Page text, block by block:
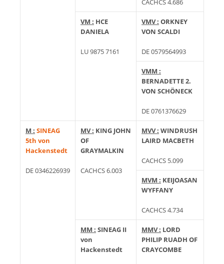
CACHCS 4.686
VM : HCE
DANIELA
LU 9875 7161
VMV : ORKNEY
VON SCALDI
DE 0579564993
VMM :
BERNADETTE 2.
VON SCHÖNECK
DE 0761376629
M : SINEAG
5th von
Hackenstedt
DE 0346226939
MV : KING JOHN
OF
GRAYMALKIN
CACHCS 6.003
MVV : WINDRUSH
LAIRD MACBETH
CACHCS 5.099
MVM : KEIJOASAN
WYFFANY
CACHCS 4.734
MM : SINEAG II
von
Hackenstedt
MMV : LORD
PHILIP RUADH OF
CRAYCOMBE